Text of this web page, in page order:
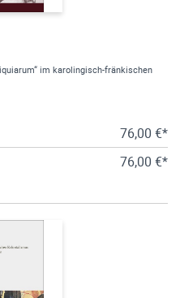
im karolingisch-fränkischen
76,00 €*
76,00 €*